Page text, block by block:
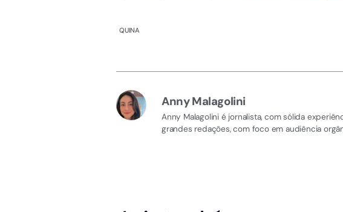
QUINA
Anny Malagolini
Anny Malagolini é jornalista, com sólida
grandes redações, com foco em audiência